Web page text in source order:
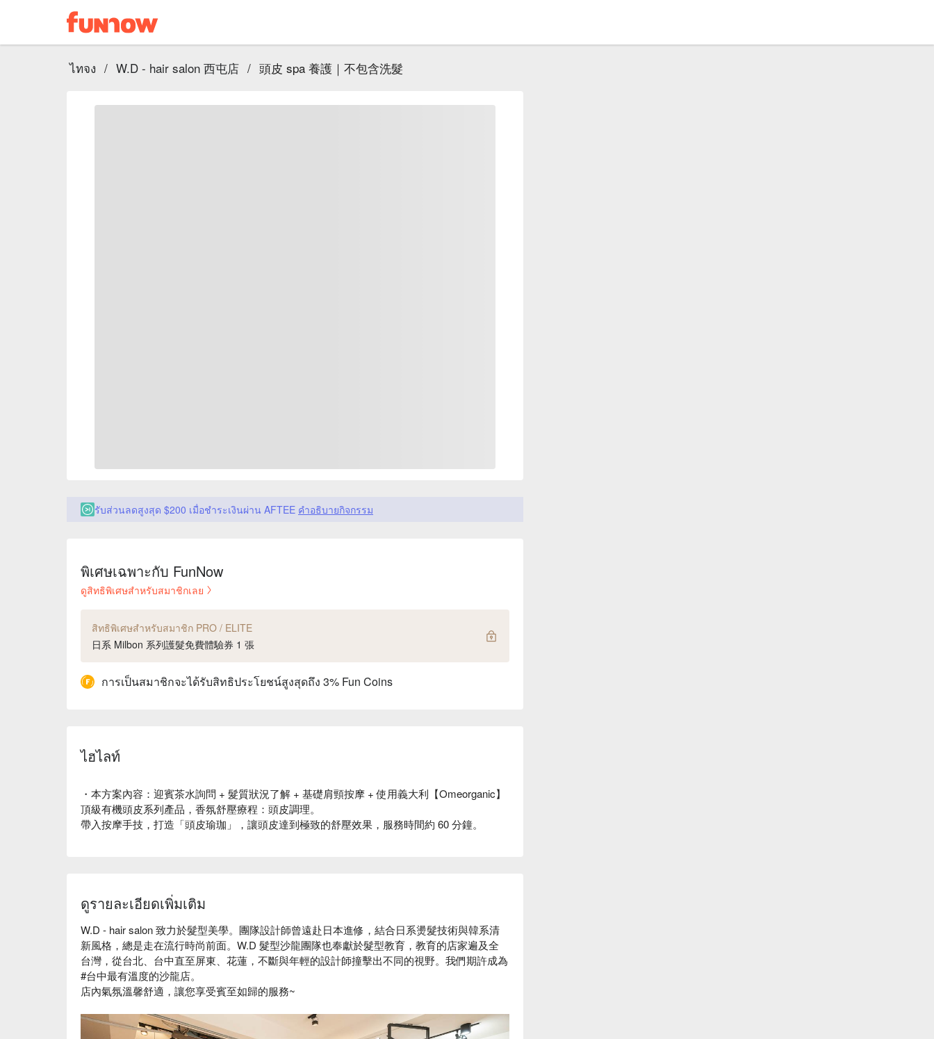
ไทจง / W.D - hair salon 西屯店 / 頭皮 spa 養護｜不包含洗髮
รับส่วนลดสูงสุด $200 เมื่อชำระเงินผ่าน AFTEE คำอธิบายกิจกรรม
พิเศษเฉพาะกับ FunNow
ดูสิทธิพิเศษสำหรับสมาชิกเลย
สิทธิพิเศษสำหรับสมาชิก PRO / ELITE
日系 Milbon 系列護髮免費體驗券 1 張
การเป็นสมาชิกจะได้รับสิทธิประโยชน์สูงสุดถึง 3% Fun Coins
ไฮไลท์
・本方案內容：迎賓茶水詢問 + 髮質狀況了解 + 基礎肩頸按摩 + 使用義大利【Omeorganic】
頂級有機頭皮系列產品，香氛舒壓療程：頭皮調理。
帶入按摩手技，打造「頭皮瑜珈」，讓頭皮達到極致的舒壓效果，服務時間約 60 分鐘。
ดูรายละเอียดเพิ่มเติม
W.D - hair salon 致力於髮型美學。團隊設計師曾遠赴日本進修，結合日系燙髮技術與韓系清
新風格，總是走在流行時尚前面。W.D 髮型沙龍團隊也奉獻於髮型教育，教育的店家遍及全
台灣，從台北、台中直至屏東、花蓮，不斷與年輕的設計師撞擊出不同的視野。我們期許成為
#台中最有溫度的沙龍店。
店內氣氛溫馨舒適，讓您享受賓至如歸的服務~